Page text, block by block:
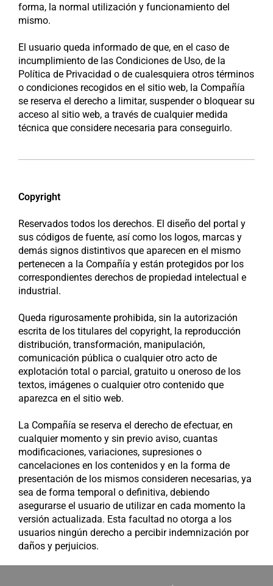
forma, la normal utilización y funcionamiento del
mismo.
El usuario queda informado de que, en el caso de
incumplimiento de las Condiciones de Uso, de la
Política de Privacidad o de cualesquiera otros términos
o condiciones recogidos en el sitio web, la Compañía
se reserva el derecho a limitar, suspender o bloquear su
acceso al sitio web, a través de cualquier medida
técnica que considere necesaria para conseguirlo.
Copyright
Reservados todos los derechos. El diseño del portal y
sus códigos de fuente, así como los logos, marcas y
demás signos distintivos que aparecen en el mismo
pertenecen a la Compañía y están protegidos por los
correspondientes derechos de propiedad intelectual e
industrial.
Queda rigurosamente prohibida, sin la autorización
escrita de los titulares del copyright, la reproducción
distribución, transformación, manipulación,
comunicación pública o cualquier otro acto de
explotación total o parcial, gratuito u oneroso de los
textos, imágenes o cualquier otro contenido que
aparezca en el sitio web.
La Compañía se reserva el derecho de efectuar, en
cualquier momento y sin previo aviso, cuantas
modificaciones, variaciones, supresiones o
cancelaciones en los contenidos y en la forma de
presentación de los mismos consideren necesarias, ya
sea de forma temporal o definitiva, debiendo
asegurarse el usuario de utilizar en cada momento la
versión actualizada. Esta facultad no otorga a los
usuarios ningún derecho a percibir indemnización por
daños y perjuicios.